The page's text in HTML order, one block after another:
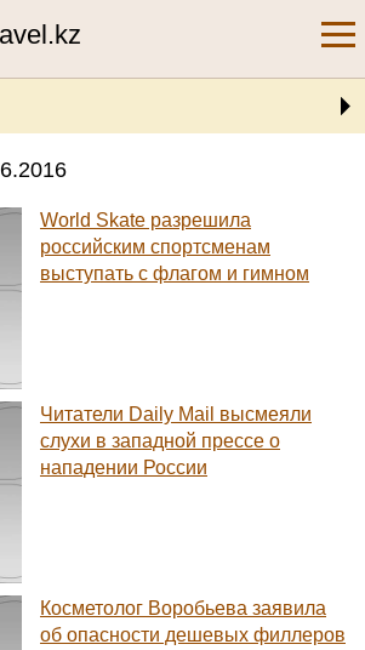
World Skate разрешила
российским спортсменам
выступать с флагом и гимном
Читатели Daily Mail высмеяли
слухи в западной прессе о
нападении России
Косметолог Воробьева заявила
об опасности дешевых филлеров